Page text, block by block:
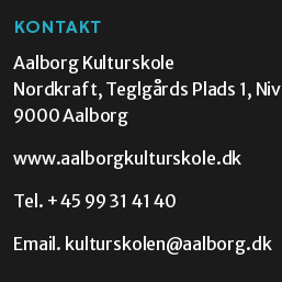
KONTAKT
Aalborg Kulturskole
Nordkraft, Teglgårds Plads 1,
9000 Aalborg
www.aalborgkulturskole.dk
Tel. +45 99 31 41 40
Email. kulturskolen@aalborg.dk